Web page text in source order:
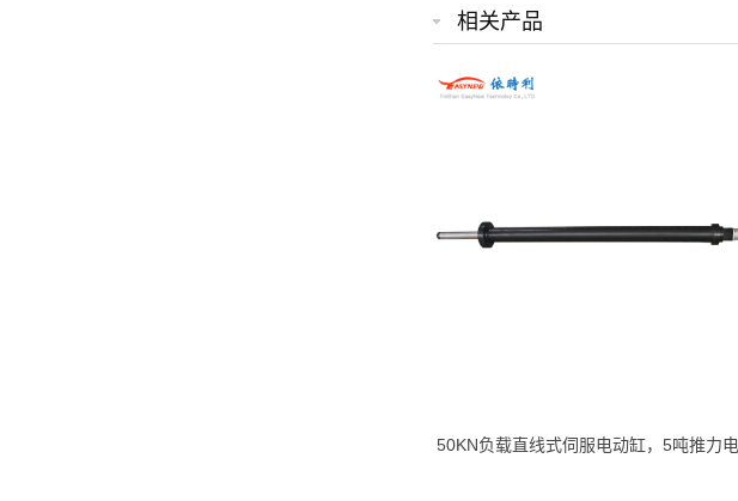
相关产品
50KN负载直线式伺服电动缸，5吨推力